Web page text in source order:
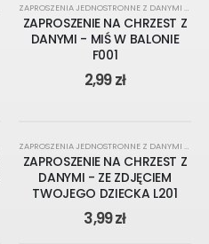
,NA CHRZEST,ZAPROSZENIA ZAPROSZENIA JEDNOSTRONNE Z DANYMI UROCZYSTOŚCI
ZAPROSZENIE NA CHRZEST Z
DANYMI - MIŚ W BALONIE
F001
2,99zł
,NA CHRZEST,ZAPROSZENIA ZAPROSZENIA JEDNOSTRONNE Z DANYMI UROCZYSTOŚCI
ZAPROSZENIE NA CHRZEST Z
DANYMI - ZE ZDJĘCIEM
TWOJEGO DZIECKA L201
3,99zł